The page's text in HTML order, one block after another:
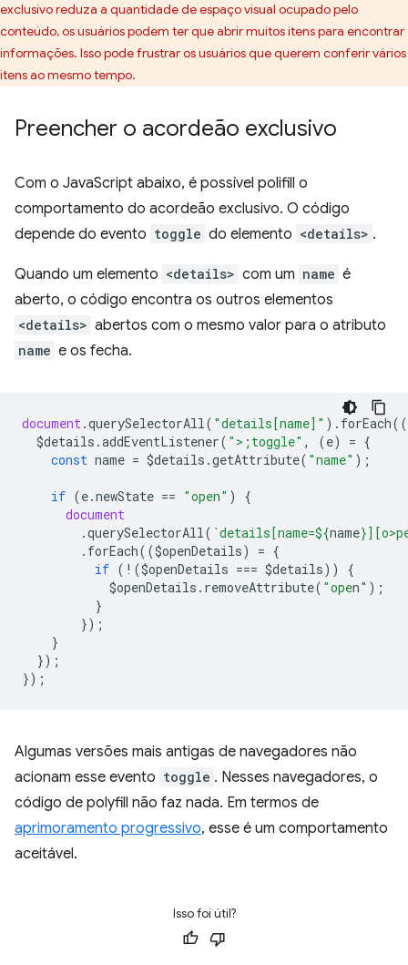
exclusivo reduza a quantidade de espaço visual ocupado pelo
conteúdo, os usuários podem ter que abrir muitos itens para encontrar
informações. Isso pode frustrar os usuários que querem conferir vários
itens ao mesmo tempo.
Preencher o acordeão exclusivo
Com o JavaScript abaixo, é possível polifill o
comportamento do acordeão exclusivo. O código
depende do evento toggle do elemento <details> .
Quando um elemento <details> com um name é
aberto, o código encontra os outros elementos
<details> abertos com o mesmo valor para o atributo
name e os fecha.
document.querySelectorAll( "details[name]" ). forEach((
$details .addEventListener( ">;toggle" , (e) = {
const name = $details .getAttribute( "name" );
if (e.newState == "open" )
{
document
.querySelectorAll( `details[name=${name}
. forEach(($openDetails) = {
if ( ! ($openDetails === $details))
{
$openDetails . removeAttribute( "open" );
}
});
}
});
});
Algumas versões mais antigas de navegadores não
acionam esse evento toggle . Nesses navegadores, o
código de polyfill não faz nada. Em termos de
aprimoramento progressivo, esse é um comportamento
aceitável.
Isso foi útil?